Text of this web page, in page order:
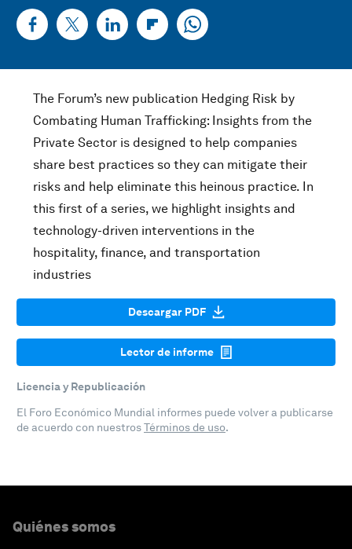
The Forum’s new publication Hedging Risk by
Combating Human Trafficking: Insights from the
Private Sector is designed to help companies
share best practices so they can mitigate their
risks and help eliminate this heinous practice. In
this first of a series, we highlight insights and
technology-driven interventions in the
hospitality, finance, and transportation
industries
Descargar PDF
Lector de informe
Licencia y Republicación
El Foro Económico Mundial informes puede volver a publicarse
de acuerdo con nuestrosTérminos de uso.
Quiénes somos